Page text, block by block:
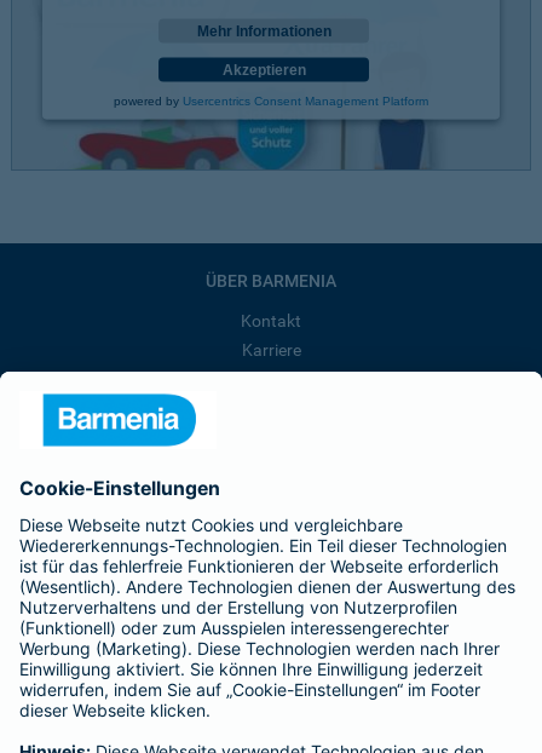
Mehr Informationen
Akzeptieren
powered by Usercentrics Consent Management Platform
ÜBER BARMENIA
Kontakt
Karriere
Barmenia ist Teil der BarmeniaGothaer
BELIEBTE SEITEN
Kranken-Zusatzversicherung
Tierversicherungen
Haftpflichtversicherung
Hausratversicherung